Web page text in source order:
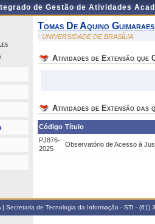
de Gestão de Atividades
Tomas De Aquino Guimaraes
- UNIVERSIDADE DE BRASÍLIA
Atividades de Extensão que
Atividades de Extensão das
Código Título
PJ876-
2025
Observatório de Acesso à
| Secretaria de Tecnologia da Informação - STI -